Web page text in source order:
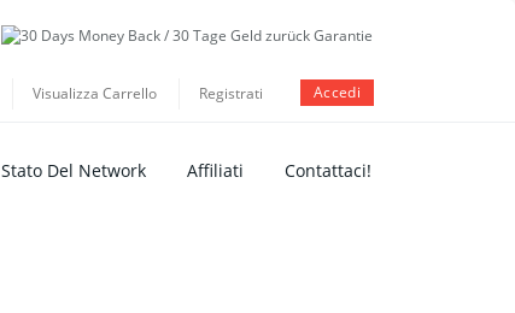
Visualizza Carrello Registrati Accedi
Stato Del Network Affiliati Contattaci!